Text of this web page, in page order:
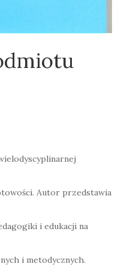
Autor przedstawia
i edukacji na
i metodycznych.